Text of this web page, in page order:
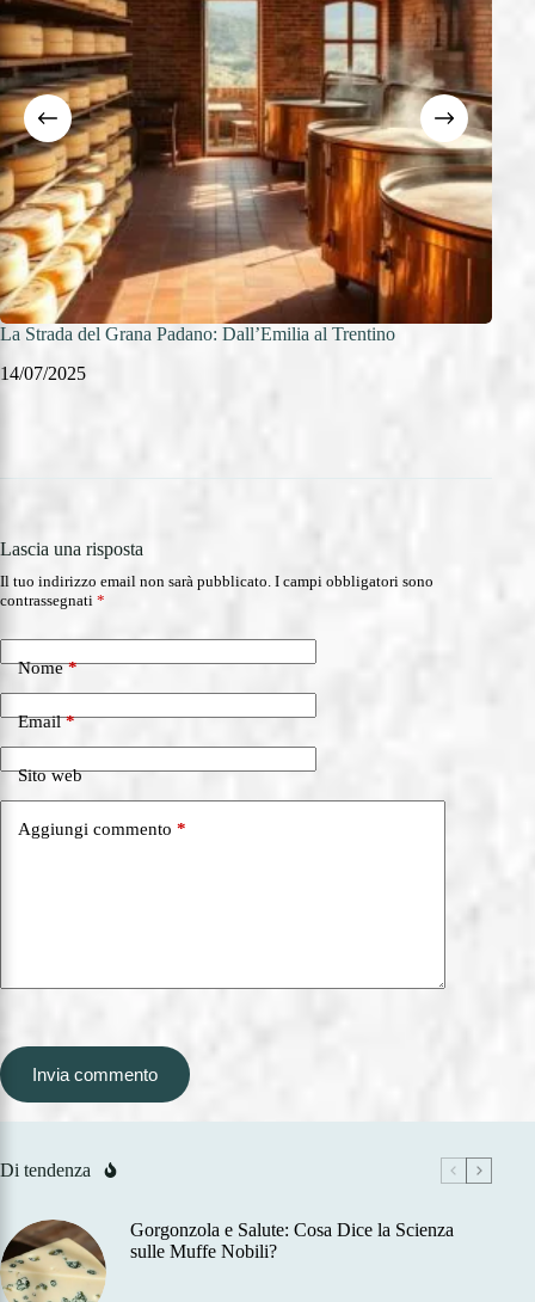
La Strada del Grana Padano: Dall’Emilia al Trentino
14/07/2025
Lascia una risposta
Il tuo indirizzo email non sarà pubblicato. I campi obbligatori sono
contrassegnati *
Nome*
Email*
Sito web
Aggiungi commento *
Invia commento
Di tendenza
Gorgonzola e Salute: Cosa Dice la Scienza
sulle Muffe Nobili?